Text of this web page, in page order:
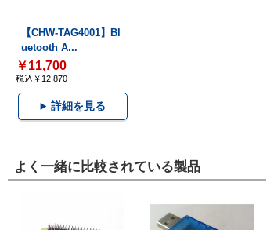
【CHW-TAG4001】Bl
uetooth A...
￥11,700
税込￥12,870
詳細を見る
よく一緒に比較されている製品